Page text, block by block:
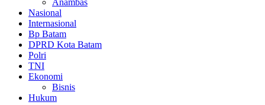
Nasional
Internasional
Bp Batam
DPRD Kota Batam
Polri
TNI
Ekonomi
Bisnis
Hukum